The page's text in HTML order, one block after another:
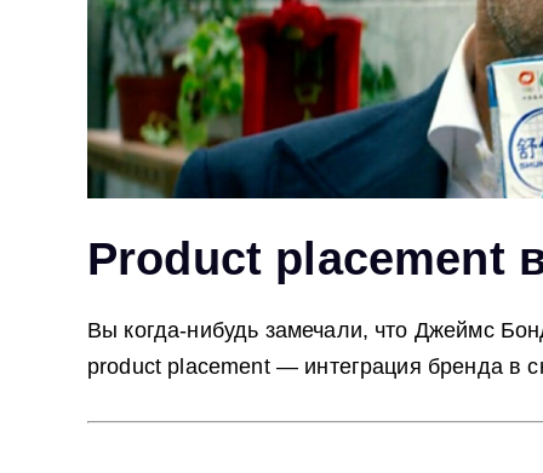
Product placement
Вы когда‑нибудь замечали, что Джеймс
product placement — интеграция бренда в